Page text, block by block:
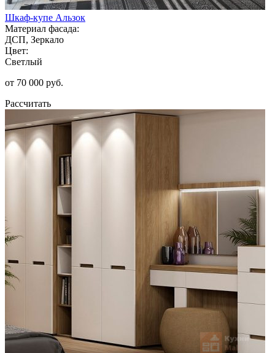
Шкаф-купе Альзок
Материал фасада:
ДСП, Зеркало
Цвет:
Светлый
от 70 000 руб.
Рассчитать